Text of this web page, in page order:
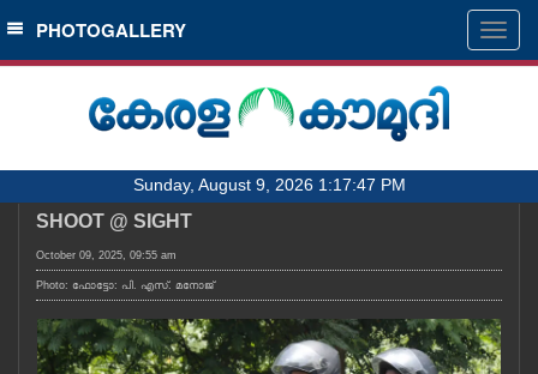
SECTIONS
HOME
NOTIFIED NEWS
KERALA
LOCAL
PHOTOGALLERY
Sunday, August 9, 2026 1:17:47 PM
SHOOT @ SIGHT
October 09, 2025, 09:55 am
Photo: ഫോട്ടോ: പി. എസ്. മനോജ്